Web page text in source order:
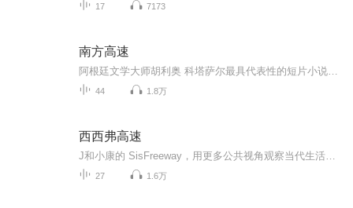
17 7173
南方高速
44 1.8万
西西弗高速
27 1.6万